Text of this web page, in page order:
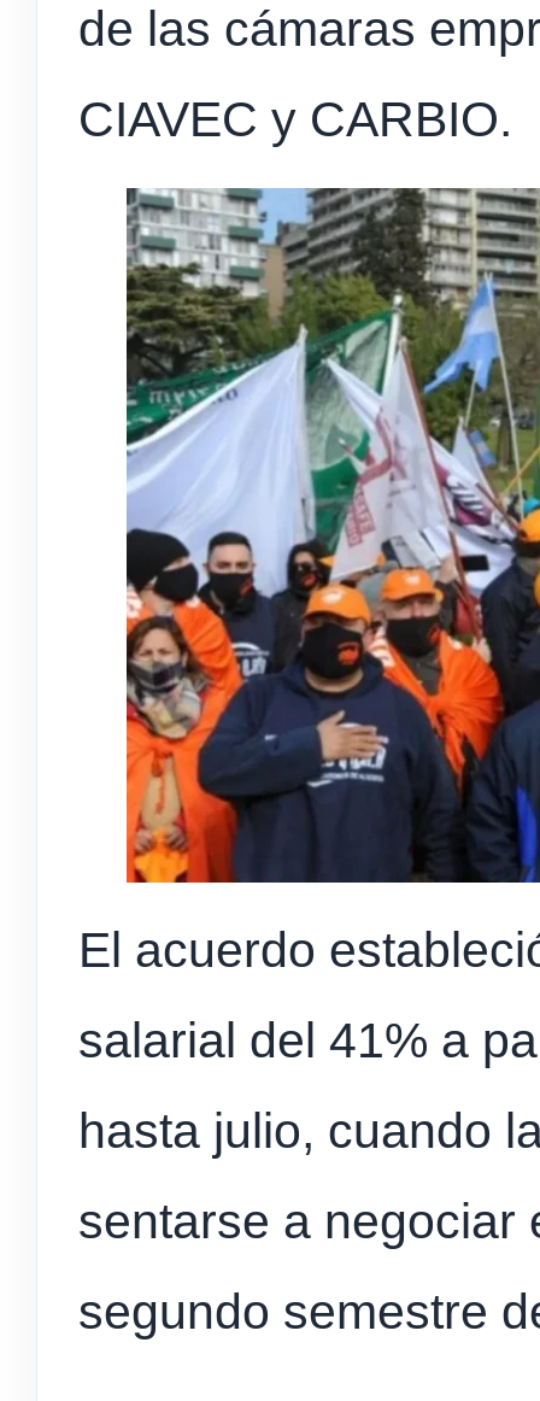
de las cámaras
CIAVEC y CARBIO.
El acuerdo
salarial del 41% a
hasta julio, cuando
sentarse a negociar
segundo semestre